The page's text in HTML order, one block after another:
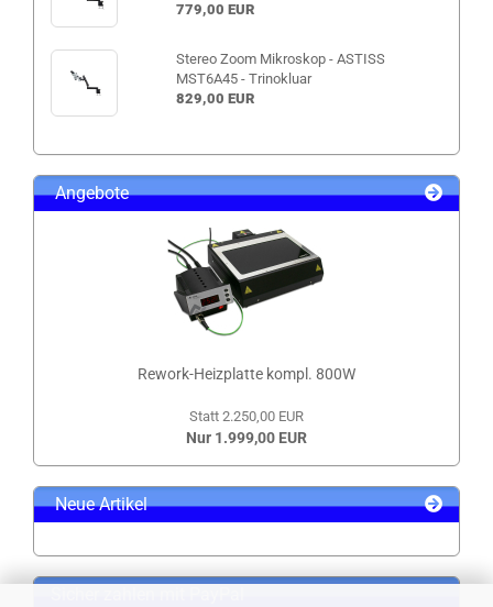
779,00 EUR
Stereo Zoom Mikroskop - ASTISS
MST6A45 - Trinokluar
829,00 EUR
Angebote
Rework-Heizplatte kompl. 800W
Statt 2.250,00 EUR
Nur 1.999,00 EUR
Neue Artikel